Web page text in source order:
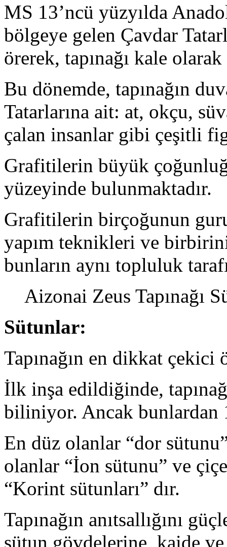
MS 13’ncü yüzyılda
bölgeye gelen Çavdar
örerek, tapınağı kale
Bu dönemde, tapınağın
Tatarlarına ait: at, okçu,
çalan insanlar gibi çeşitli
Grafitilerin büyük
yüzeyinde bulunmaktadır.
Grafitilerin birçoğunun
yapım teknikleri ve
bunların aynı topluluk
Aizonai Zeus Tapınağı
Sütunlar:
Tapınağın en dikkat
İlk inşa edildiğinde,
biliniyor. Ancak bunlardan
En düz olanlar “dor
olanlar “İon sütunu” ve
“Korint sütunları” dır.
Tapınağın anıtsallığını
sütun gövdelerine, kaide